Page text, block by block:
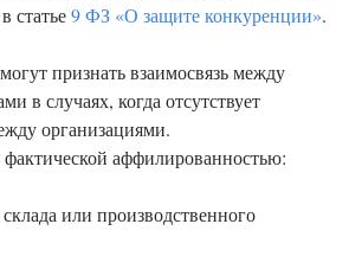
статье9 ФЗ «О защите конкуренции».
признать взаимосвязь между
в случаях, когда отсутствует
организациями.
аффилированностью:
или производственного